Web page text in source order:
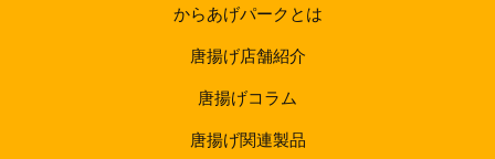
からあげパークとは
唐揚げ店舗紹介
唐揚げコラム
唐揚げ関連製品